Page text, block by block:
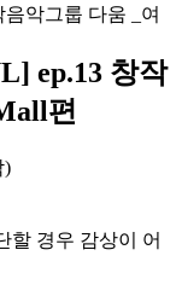
ep.13 창작
편
)
할 경우 감상이 어